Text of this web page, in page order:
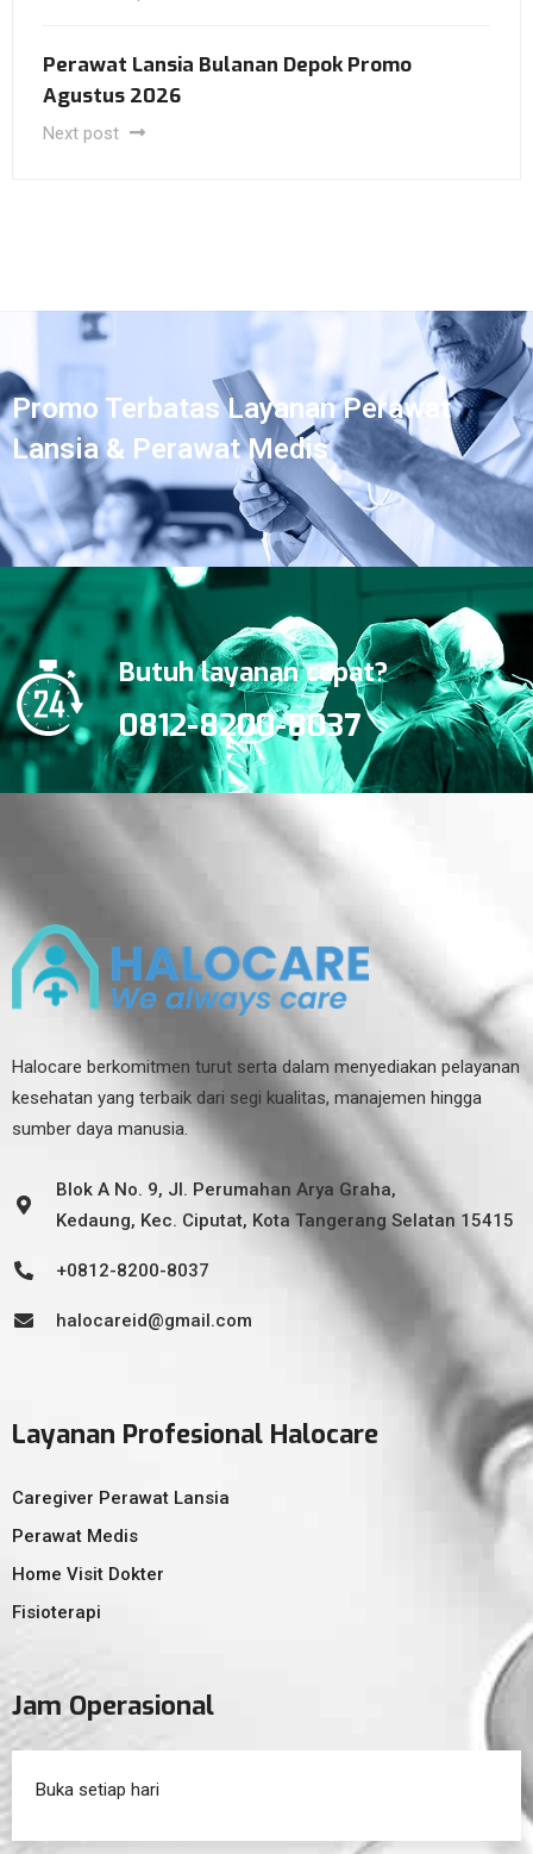
Perawat Lansia Bulanan Depok Promo
Agustus 2026
Next post
Promo Terbatas Layanan Perawat
Lansia & Perawat Medis
Butuh layanan cepat?
0812-8200-8037
Halocare berkomitmen turut serta dalam menyediakan pelayanan
kesehatan yang terbaik dari segi kualitas, manajemen hingga
sumber daya manusia.
Blok A No. 9, Jl. Perumahan Arya Graha,
Kedaung, Kec. Ciputat, Kota Tangerang Selatan 15415
+0812-8200-8037
halocareid@gmail.com
Layanan Profesional Halocare
Caregiver Perawat Lansia
Perawat Medis
Home Visit Dokter
Fisioterapi
Jam Operasional
Buka setiap hari